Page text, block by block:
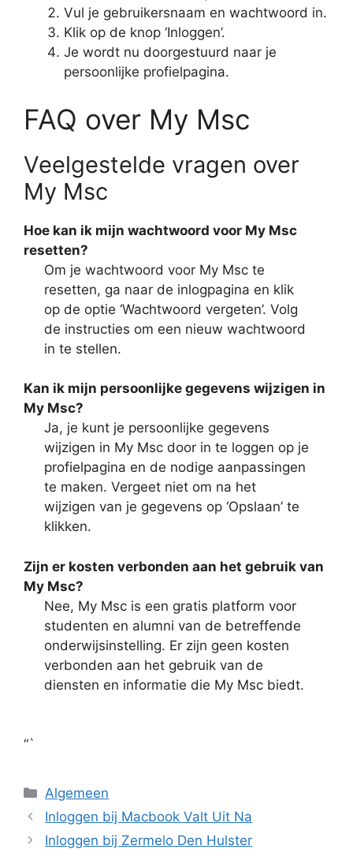
Vul je gebruikersnaam en wachtwoord in.
Klik op de knop ‘Inloggen’.
Je wordt nu doorgestuurd naar je
persoonlijke profielpagina.
FAQ over My Msc
Veelgestelde vragen over
My Msc
Hoe kan ik mijn wachtwoord voor My Msc
resetten?
Om je wachtwoord voor My Msc te
resetten, ga naar de inlogpagina en klik
op de optie ‘Wachtwoord vergeten’. Volg
de instructies om een nieuw wachtwoord
in te stellen.
Kan ik mijn persoonlijke gegevens wijzigen in
My Msc?
Ja, je kunt je persoonlijke gegevens
wijzigen in My Msc door in te loggen op je
profielpagina en de nodige aanpassingen
te maken. Vergeet niet om na het
wijzigen van je gegevens op ‘Opslaan’ te
klikken.
Zijn er kosten verbonden aan het gebruik van
My Msc?
Nee, My Msc is een gratis platform voor
studenten en alumni van de betreffende
onderwijsinstelling. Er zijn geen kosten
verbonden aan het gebruik van de
diensten en informatie die My Msc biedt.
“`
Categorieën
Algemeen
Inloggen bij Macbook Valt Uit Na
Inloggen bij Zermelo Den Hulster